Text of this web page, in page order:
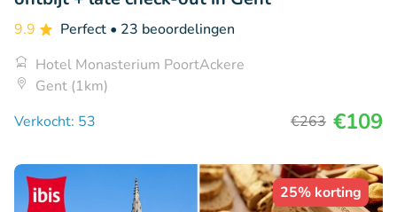
9.9 Perfect • 23 beoordelingen
Hotel Monasterium PoortAckere
Gent (1km)
Verkocht: 53
€263 €109
25% korting